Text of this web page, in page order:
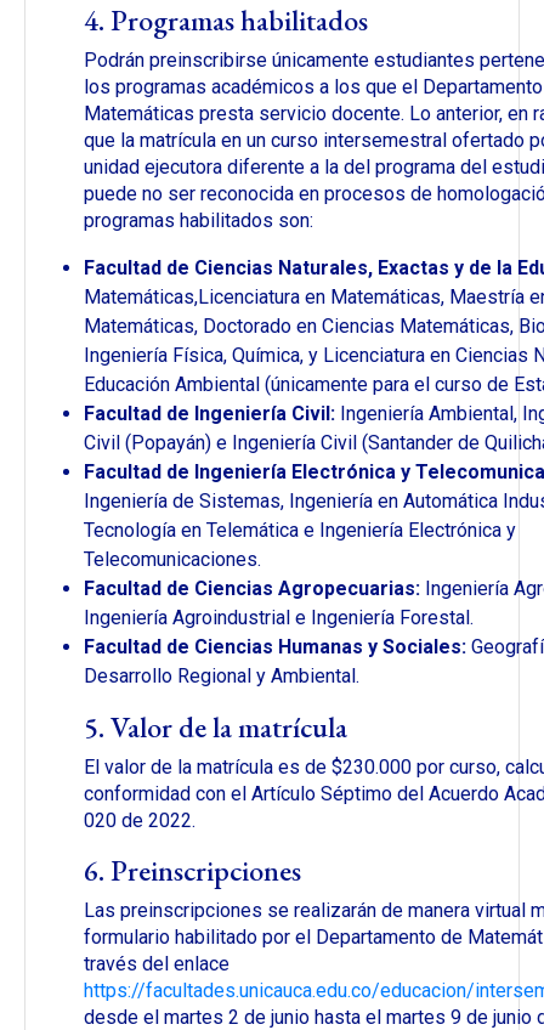
4. Programas habilitados
Podrán preinscribirse únicamente estudiantes
los programas académicos a los que el
Matemáticas presta servicio docente. Lo anterior, en
que la matrícula en un curso intersemestral ofertado
unidad ejecutora diferente a la del programa del
puede no ser reconocida en procesos de
programas habilitados son:
Facultad de Ciencias Naturales, Exactas y de la
Matemáticas,Licenciatura en Matemáticas, Maestría
Matemáticas, Doctorado en Ciencias Matemáticas,
Ingeniería Física, Química, y Licenciatura en Ciencias
Educación Ambiental (únicamente para el curso de
Facultad de Ingeniería Civil: Ingeniería Ambiental,
Civil (Popayán) e Ingeniería Civil (Santander de
Facultad de Ingeniería Electrónica y
Ingeniería de Sistemas, Ingeniería en Automática
Tecnología en Telemática e Ingeniería Electrónica y
Telecomunicaciones.
Facultad de Ciencias Agropecuarias: Ingeniería
Ingeniería Agroindustrial e Ingeniería Forestal.
Facultad de Ciencias Humanas y Sociales:
Desarrollo Regional y Ambiental.
5. Valor de la matrícula
El valor de la matrícula es de $230.000 por curso,
conformidad con el Artículo Séptimo del Acuerdo
020 de 2022.
6. Preinscripciones
Las preinscripciones se realizarán de manera virtual
formulario habilitado por el Departamento de
través del enlace
https://facultades.unicauca.edu.co/educacion/
desde el martes 2 de junio hasta el martes 9 de junio